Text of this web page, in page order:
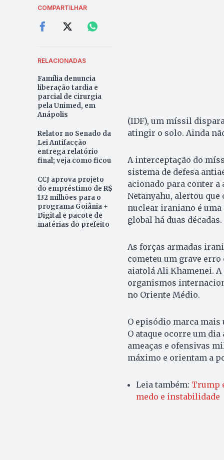
COMPARTILHAR
RELACIONADAS
Família denuncia
liberação tardia e
parcial de cirurgia
pela Unimed, em
Anápolis
Relator no Senado da
Lei Antifacção
entrega relatório
final; veja como ficou
CCJ aprova projeto
do empréstimo de R$
132 milhões para o
programa Goiânia +
Digital e pacote de
matérias do prefeito
(IDF), um míssil
atingir o solo. Ainda
A interceptação do
sistema de defesa
acionado para conter
Netanyahu, alertou
nuclear iraniano é
global há duas décadas.
As forças armadas
cometeu um grave
aiatolá Ali Khamenei.
organismos
no Oriente Médio.
O episódio marca
O ataque ocorre um
ameaças e ofensivas
máximo e orientam a
Leia também: Trump
medo e instabilidade